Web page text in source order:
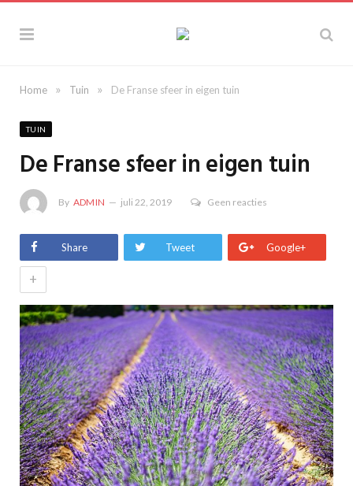
Home » Tuin » De Franse sfeer in eigen tuin
TUIN
De Franse sfeer in eigen tuin
By ADMIN juli 22, 2019 Geen reacties
Share Tweet Google+
+